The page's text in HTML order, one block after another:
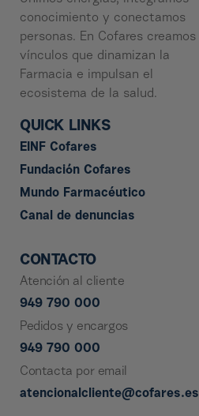
conocimiento y conectamos
personas. En Cofares creamos
vínculos que dinamizan la
Farmacia e impulsan el
ecosistema de la salud.
QUICK LINKS
EINF Cofares
Fundación Cofares
Mundo Farmacéutico
Canal de denuncias
CONTACTO
Atención al cliente
949 790 000
Pedidos y encargos
949 790 000
Contacta por email
atencionalcliente@cofares.es